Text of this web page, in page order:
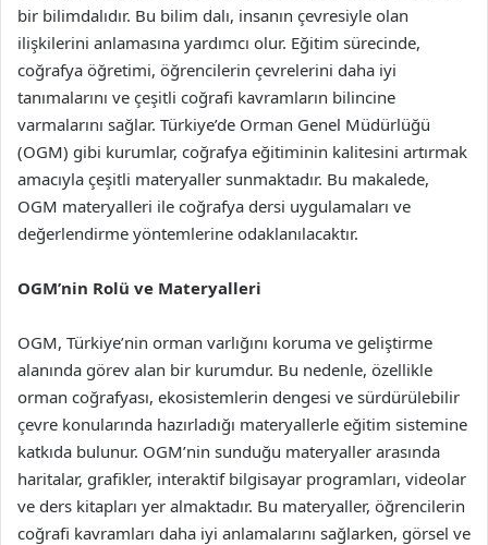
bir bilimdalıdır. Bu bilim dalı, insanın çevresiyle olan
ilişkilerini anlamasına yardımcı olur. Eğitim sürecinde,
coğrafya öğretimi, öğrencilerin çevrelerini daha iyi
tanımalarını ve çeşitli coğrafi kavramların bilincine
varmalarını sağlar. Türkiye’de Orman Genel Müdürlüğü
(OGM) gibi kurumlar, coğrafya eğitiminin kalitesini artırmak
amacıyla çeşitli materyaller sunmaktadır. Bu makalede,
OGM materyalleri ile coğrafya dersi uygulamaları ve
değerlendirme yöntemlerine odaklanılacaktır.
OGM’nin Rolü ve Materyalleri
OGM, Türkiye’nin orman varlığını koruma ve geliştirme
alanında görev alan bir kurumdur. Bu nedenle, özellikle
orman coğrafyası, ekosistemlerin dengesi ve sürdürülebilir
çevre konularında hazırladığı materyallerle eğitim sistemine
katkıda bulunur. OGM’nin sunduğu materyaller arasında
haritalar, grafikler, interaktif bilgisayar programları, videolar
ve ders kitapları yer almaktadır. Bu materyaller, öğrencilerin
coğrafi kavramları daha iyi anlamalarını sağlarken, görsel ve